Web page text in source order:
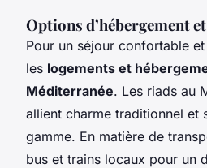
Options d’hébergement
Pour un séjour confortable
les logements et
Méditerranée. Les riads au
allient charme traditionnel et
gamme. En matière de
bus et trains locaux pour un